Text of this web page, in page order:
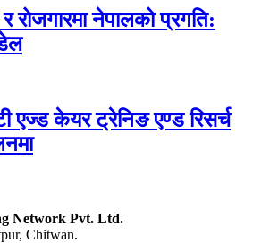
र रोजगारमा नेपालको प्रगति:
एज्ड केयर ट्रेनिङ एण्ड रिसर्च
Network Pvt. Ltd.
Chitwan.